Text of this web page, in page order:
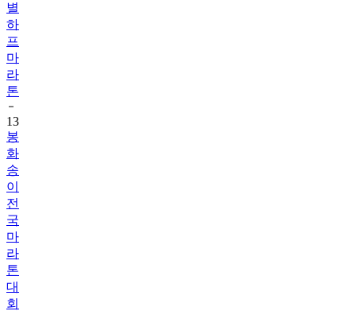
별
하
프
마
라
톤
13
봉
화
송
이
전
국
마
라
톤
대
회